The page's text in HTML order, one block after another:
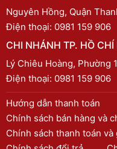
Nguyên Hồng, Quận
Điện thoại: 0981 159 906
CHI NHÁNH TP. HỒ CHÍ
Lý Chiêu Hoàng, Phường
Điện thoại: 0981 159 906
Hướng dẫn thanh toán
Chính sách bán hàng và
Chính sách thanh toán và